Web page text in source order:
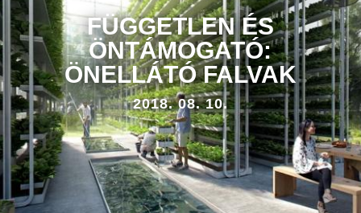
FÜGGETLEN ÉS
ÖNTÁMOGATÓ:
ÖNELLÁTÓ FALVAK
2018. 08. 10.